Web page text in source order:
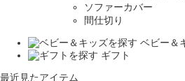
ソファーカバー
間仕切り
ベビー＆
ギフト
最近見たアイテム